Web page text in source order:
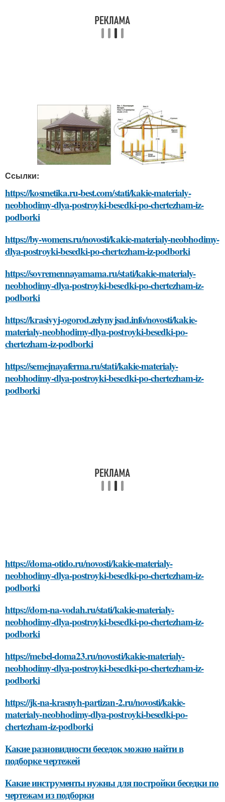
Ссылки:
https://kosmetika.ru-best.com/stati/kakie-materialy-
neobhodimy-dlya-postroyki-besedki-po-chertezham-iz-
podborki
https://by-womens.ru/novosti/kakie-materialy-neobhodimy-
dlya-postroyki-besedki-po-chertezham-iz-podborki
https://sovremennayamama.ru/stati/kakie-materialy-
neobhodimy-dlya-postroyki-besedki-po-chertezham-iz-
podborki
https://krasivyj-ogorod.zelynyjsad.info/novosti/kakie-
materialy-neobhodimy-dlya-postroyki-besedki-po-
chertezham-iz-podborki
https://semejnayaferma.ru/stati/kakie-materialy-
neobhodimy-dlya-postroyki-besedki-po-chertezham-iz-
podborki
https://doma-otido.ru/novosti/kakie-materialy-
neobhodimy-dlya-postroyki-besedki-po-chertezham-iz-
podborki
https://dom-na-vodah.ru/stati/kakie-materialy-
neobhodimy-dlya-postroyki-besedki-po-chertezham-iz-
podborki
https://mebel-doma23.ru/novosti/kakie-materialy-
neobhodimy-dlya-postroyki-besedki-po-chertezham-iz-
podborki
https://jk-na-krasnyh-partizan-2.ru/novosti/kakie-
materialy-neobhodimy-dlya-postroyki-besedki-po-
chertezham-iz-podborki
Какие разновидности беседок можно найти в
подборке чертежей
Какие инструменты нужны для постройки беседки по
чертежам из подборки